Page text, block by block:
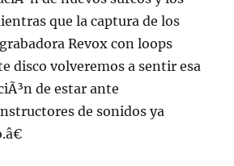
que la captura de los
Revox con loops
disco volveremos a sentir esa
de estar ante
de sonidos ya